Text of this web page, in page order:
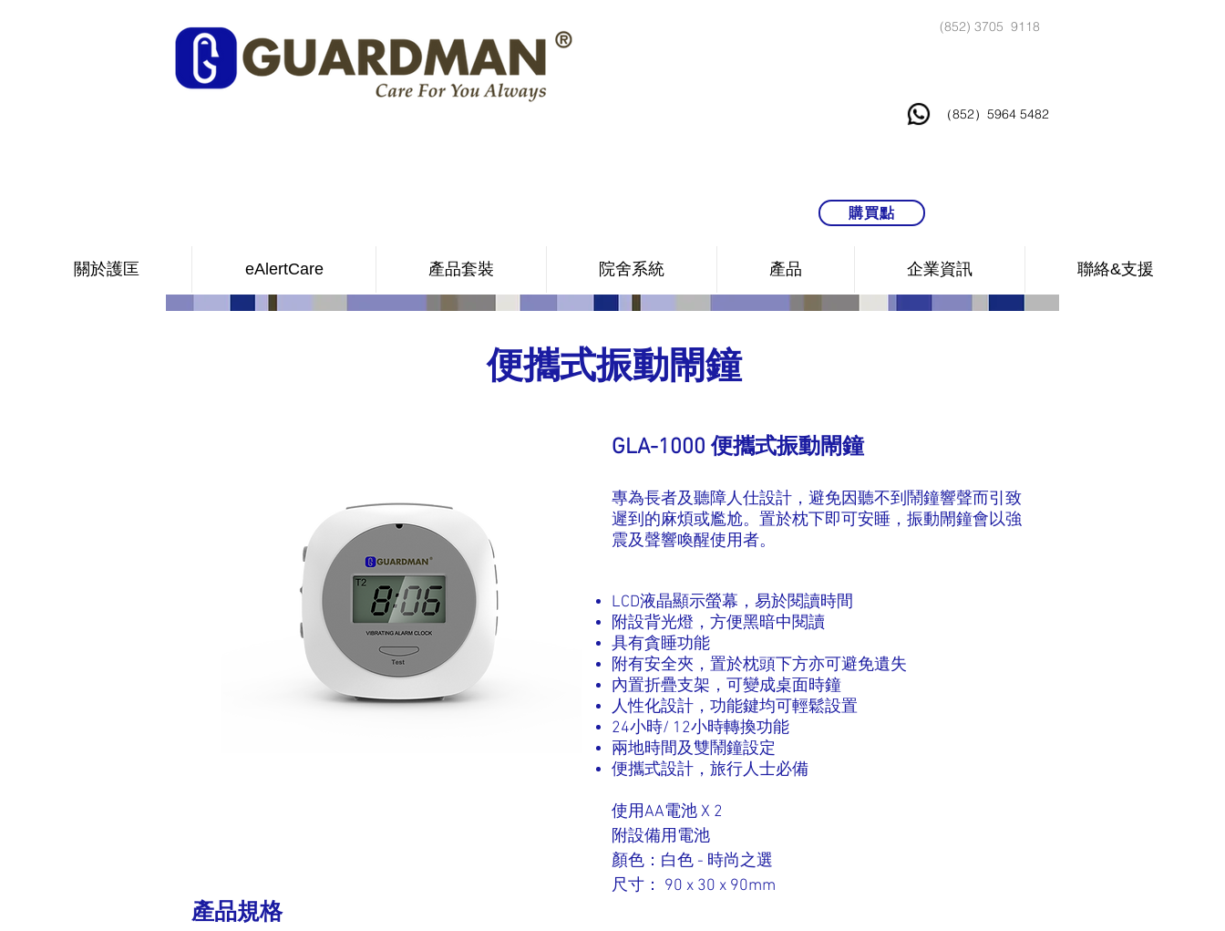
(852) 3705 9118
（852）5964 5482
購買點
關於護匡 eAlertCare 產品套裝 院舍系統 產品 企業資訊 聯絡&支援
便攜式振動閙鐘
產品規格
GLA-1000 便攜式振動閙鐘
專為長者及聽障人仕設計，避免因聽不到鬧鐘響聲而引致
遲到的麻煩或尷尬。置於枕下即可安睡，振動閙鐘會以強
震及聲響喚醒使用者。
LCD液晶顯示螢幕，易於閱讀時間
附設背光燈，方便黑暗中閱讀
具有貪睡功能
附有安全夾，置於枕頭下方亦可避免遺失
內置折疊支架，可變成桌面時鐘
人性化設計，功能鍵均可輕鬆設置
24小時/ 12小時轉換功能
兩地時間及雙鬧鐘設定
便攜式設計，旅行人士必備
使用AA電池 X 2
附設備用電池
顏色：白色 - 時尚之選
尺寸： 90 x 30 x 90mm